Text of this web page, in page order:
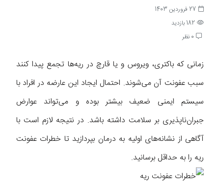
27 فروردین 1403
182 بازدید
0 نظر
زمانی که باکتری، ویروس و یا قارچ در ریه‌ها تجمع پیدا کنند
سبب عفونت آن می‌شوند. احتمال ایجاد این عارضه در افراد با
سیستم ایمنی ضعیف بیشتر بوده و می‌تواند عوارض
جبران‌ناپذیری بر سلامت داشته باشد. در نتیجه لازم است با
آگاهی از نشانه‌های اولیه‌ به درمان بپردازید تا خطرات عفونت
ریه را به حداقل برسانید.